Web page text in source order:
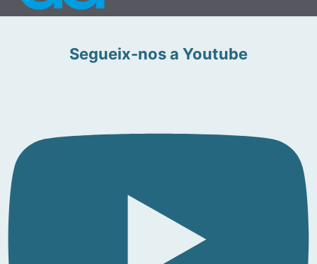
Segueix-nos a Youtube